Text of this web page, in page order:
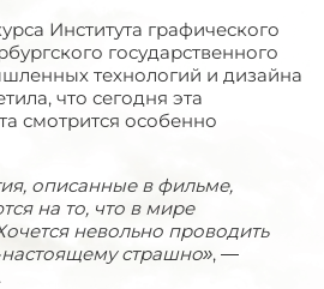
Института графического
государственного
технологий и дизайна
что сегодня эта
смотрится особенно
описанные в фильме,
на то, что в мире
невольно проводить
страшно», —